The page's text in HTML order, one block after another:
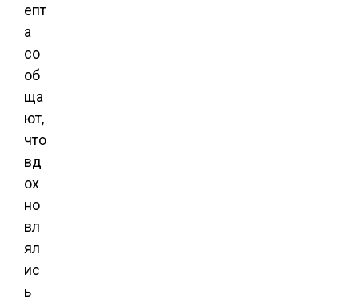
епт
а
со
об
ща
ют,
что
вд
ох
но
вл
ял
ис
ь